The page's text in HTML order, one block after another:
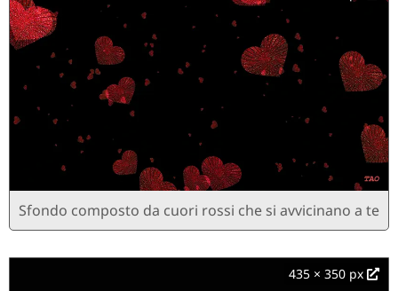
Sfondo composto da cuori rossi che si avvicinano a te
435 × 350 px